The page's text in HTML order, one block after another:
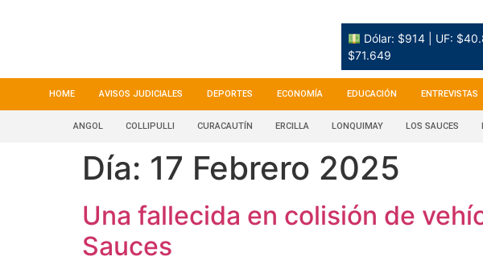
Dólar: $914 | UF:
$71.649
HOME AVISOS JUDICIALES DEPORTES ECONOMÍA EDUCACIÓN ENTREVISTAS
ANGOL COLLIPULLI CURACAUTÍN ERCILLA LONQUIMAY LOS SAUCES
Día: 17 Febrero 2025
Una fallecida en colisión de
Sauces